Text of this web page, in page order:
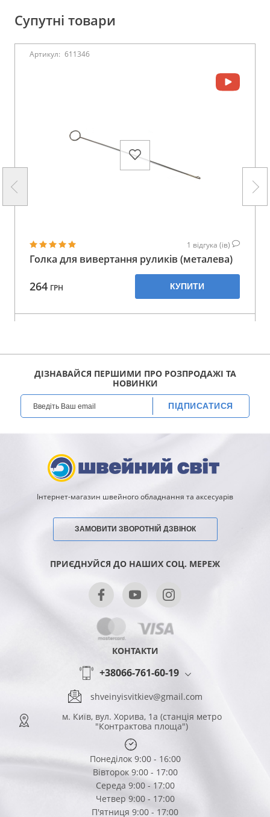
Супутні товари
Артикул: 611346
1 відгука (ів)
Голка для вивертання руликів (металева)
264 ГРН КУПИТИ
ДІЗНАВАЙСЯ ПЕРШИМИ ПРО РОЗПРОДАЖІ ТА
НОВИНКИ
ПІДПИСАТИСЯ
Інтернет-магазин швейного обладнання та аксесуарів
ЗАМОВИТИ ЗВОРОТНІЙ ДЗВІНОК
ПРИЄДНУЙСЯ ДО НАШИХ СОЦ. МЕРЕЖ
КОНТАКТИ
+38066-761-60-19
shveinyisvitkiev@gmail.com
м. Київ, вул. Хорива, 1а (станція метро
"Контрактова площа")
Понеділок 9:00 - 16:00
Вівторок 9:00 - 17:00
Середа 9:00 - 17:00
Четвер 9:00 - 17:00
П'ятниця 9:00 - 17:00